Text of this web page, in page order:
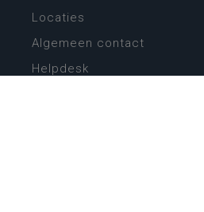
Locaties
Algemeen contact
Helpdesk